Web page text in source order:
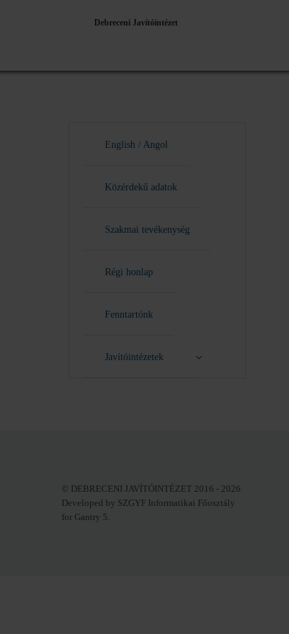
Debreceni Javítóintézet
English / Angol
Közérdekű adatok
Szakmai tevékenység
Régi honlap
Fenntartónk
Javítóintézetek
© DEBRECENI JAVÍTÓINTÉZET 2016 - 2026
Developed by SZGYF Informatikai Főosztály
for Gantry 5.